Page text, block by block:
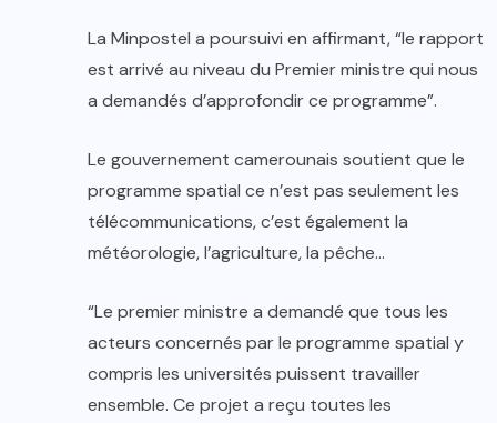
La Minpostel a poursuivi en affirmant, “le rapport
est arrivé au niveau du Premier ministre qui nous
a demandés d’approfondir ce programme”.
Le gouvernement camerounais soutient que le
programme spatial ce n’est pas seulement les
télécommunications, c’est également la
météorologie, l’agriculture, la pêche…
“Le premier ministre a demandé que tous les
acteurs concernés par le programme spatial y
compris les universités puissent travailler
ensemble. Ce projet a reçu toutes les